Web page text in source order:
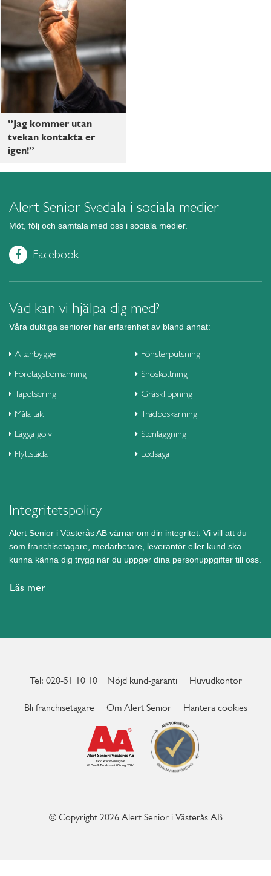
”Jag kommer utan
tvekan kontakta er
igen!”
Alert Senior Svedala i sociala medier
Möt, följ och samtala med oss i sociala medier.
Facebook
Vad kan vi hjälpa dig med?
Våra duktiga seniorer har erfarenhet av bland annat:
Altanbygge
Företagsbemanning
Tapetsering
Måla tak
Lägga golv
Flyttstäda
Fönsterputsning
Snöskottning
Gräsklippning
Trädbeskärning
Stenläggning
Ledsaga
Integritetspolicy
Alert Senior i Västerås AB värnar om din integritet. Vi vill att du
som franchisetagare, medarbetare, leverantör eller kund ska
kunna känna dig trygg när du uppger dina personuppgifter till oss.
Läs mer
Tel: 020-51 10 10 Nöjd kund-garanti Huvudkontor
Bli franchisetagare Om Alert Senior Hantera cookies
© Copyright 2026 Alert Senior i Västerås AB